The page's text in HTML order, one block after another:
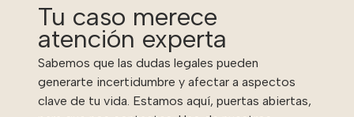
Tu caso merece
atención experta
Sabemos que las dudas legales pueden
generarte incertidumbre y afectar a aspectos
clave de tu vida. Estamos aquí, puertas abiertas,